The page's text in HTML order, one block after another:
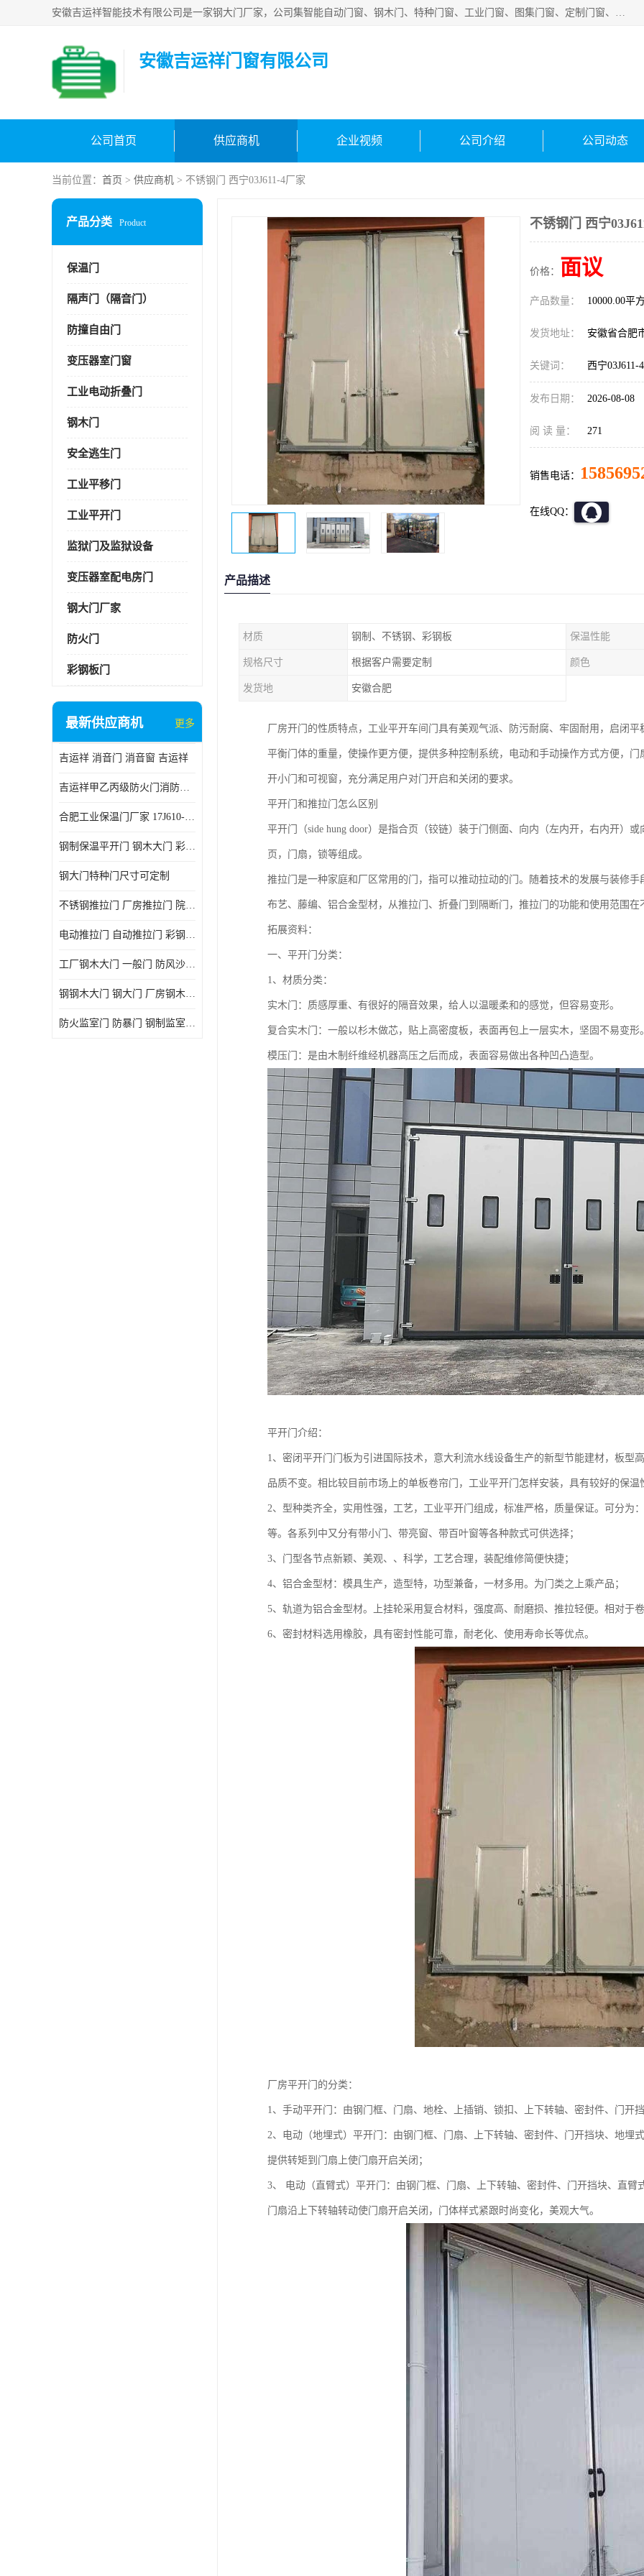
安徽吉运祥智能技术有限公司是一家钢大门厂家，公司集智能自动门窗、钢木门、特种门窗、工业门窗、图集门窗、定制门窗、非标门窗等通道产品的研发设计、制作、安装于一体的综合性、性高新技术企业。
安徽吉运祥门窗有限公司
公司首页 供应商机 企业视频 公司介绍 公司动态
当前位置： 首页 > 供应商机 > 不锈钢门 西宁03J611-4厂家
产品分类 Product
保温门
隔声门（隔音门）
防撞自由门
变压器室门窗
工业电动折叠门
钢木门
安全逃生门
工业平移门
工业平开门
监狱门及监狱设备
变压器室配电房门
钢大门厂家
防火门
彩钢板门
最新供应商机 更多
吉运祥 消音门 消音窗 吉运祥
吉运祥甲乙丙级防火门消防门一门一证
合肥工业保温门厂家 17J610-1保温门
钢制保温平开门 钢木大门 彩钢复合板门
钢大门特种门尺寸可定制
不锈钢推拉门 厂房推拉门 院墙推拉门 工业电动推拉门
电动推拉门 自动推拉门 彩钢板推拉门 夹芯板推拉门
工厂钢木大门 一般门 防风沙 风砂）门 防严寒门
钢钢木大门 钢大门 厂房钢木大门 高铁站钢木大门
防火监室门 防暴门 钢制监室门 报警监舍门
不锈钢门 西宁
价格： 面议
产品数量： 10000.00平
发货地址： 安徽省合肥
关键词： 西宁03J611-
发布日期： 2026-08-08
阅 读 量： 271
销售电话：
在线QQ：
产品描述
材质 钢制、不锈钢、彩钢板 保温性能
规格尺寸 根据客户需要定制 颜色
发货地 安徽合肥
厂房开门的性质特点，工业平开车间门具有美观气派、防污耐腐、牢固耐用，启闭
平衡门体的重量，使操作更方便，提供多种控制系统，电动和手动操作方式方便，
开小门和可视窗，充分满足用户对门开启和关闭的要求。
平开门和推拉门怎么区别
平开门（side hung door）是指合页（铰链）装于门侧面、向内（左内开，右内开）
页，门扇，锁等组成。
推拉门是一种家庭和厂区常用的门，指可以推动拉动的门。随着技术的发展与装修
布艺、藤编、铝合金型材，从推拉门、折叠门到隔断门，推拉门的功能和使用范围在
拓展资料：
一、平开门分类：
1、材质分类：
实木门：质感厚重、有很好的隔音效果，给人以温暖柔和的感觉，但容易变形。
复合实木门：一般以杉木做芯，贴上高密度板，表面再包上一层实木，坚固不易变形
模压门：是由木制纤维经机器高压之后而成，表面容易做出各种凹凸造型。
平开门介绍：
1、密闭平开门门板为引进国际技术，意大利流水线设备生产的新型节能建材，板型
品质不变。相比较目前市场上的单板卷帘门，工业平开门怎样安装，具有较好的保温
2、型种类齐全，实用性强，工艺，工业平开门组成，标准严格，质量保证。可分为
等。各系列中又分有带小门、带亮窗、带百叶窗等各种款式可供选择；
3、门型各节点新颖、美观、、科学，工艺合理，装配维修简便快捷；
4、铝合金型材：模具生产，造型特，功型兼备，一材多用。为门类之上乘产品；
5、轨道为铝合金型材。上挂轮采用复合材料，强度高、耐磨损、推拉轻便。相对于
6、密封材料选用橡胶，具有密封性能可靠，耐老化、使用寿命长等优点。
厂房平开门的分类：
1、手动平开门：由钢门框、门扇、地栓、上插销、锁扣、上下转轴、密封件、门开
2、电动（地埋式）平开门：由钢门框、门扇、上下转轴、密封件、门开挡块、地埋
提供转矩到门扇上使门扇开启关闭；
3、 电动（直臂式）平开门：由钢门框、门扇、上下转轴、密封件、门开挡块、直
门扇沿上下转轴转动使门扇开启关闭，门体样式紧跟时尚变化，美观大气。